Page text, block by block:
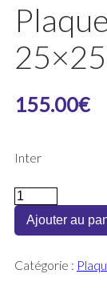
155.00€
Inter
quantité
Plaque
Socle
Ajouter au
Catégorie :